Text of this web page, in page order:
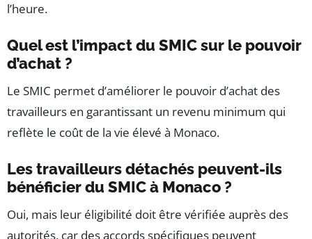
l’heure.
Quel est l’impact du SMIC sur le pouvoir
d’achat ?
Le SMIC permet d’améliorer le pouvoir d’achat des
travailleurs en garantissant un revenu minimum qui
reflète le coût de la vie élevé à Monaco.
Les travailleurs détachés peuvent-ils
bénéficier du SMIC à Monaco ?
Oui, mais leur éligibilité doit être vérifiée auprès des
autorités, car des accords spécifiques peuvent